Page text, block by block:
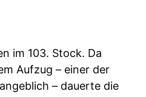
im 103. Stock. Da
Aufzug – einer der
– dauerte die